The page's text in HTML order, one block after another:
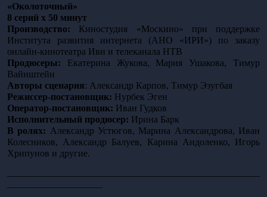
«Околоточный»
8 серий х 50 минут
Производство: Киностудия «Москино» при поддержке
Института развития интернета (АНО «ИРИ») по заказу
онлайн-кинотеатра Иви и телеканала НТВ
Продюсеры: Екатерина Жукова, Мария Ушакова, Тимур
Вайнштейн
Авторы сценария: Александр Карпов, Тимур Эзугбая
Режиссер-постановщик: Нурбек Эген
Оператор-постановщик: Иван Гудков
Исполнительный продюсер: Ирина Барк
В ролях: Александр Устюгов, Марина Александрова, Иван
Колесников, Александр Балуев, Карина Андоленко, Игорь
Хрипунов и другие.